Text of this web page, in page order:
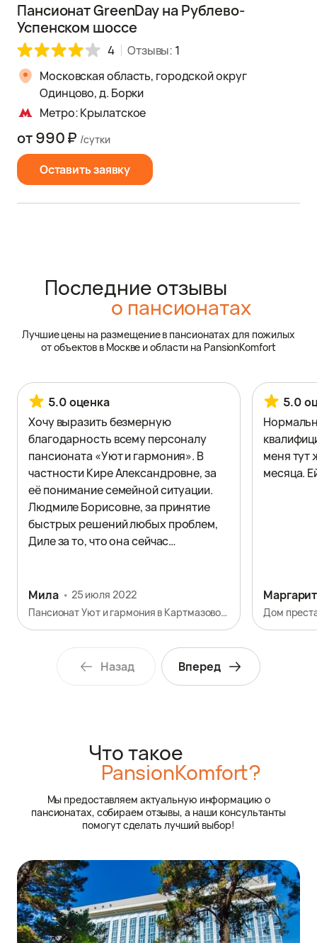
Пансионат GreenDay на Рублево-
Успенском шоссе
4 Отзывы: 1
Московская область, городской округ
Одинцово, д. Борки
Метро: Крылатское
Оставить заявку
от 990 ₽ /сутки
Последние отзывы
о пансионатах
Лучшие цены на размещение в пансионатах для пожилых
от объектов в Москве и области на PansionKomfort
5.0 оценка
Хочу выразить безмерную
благодарность всему персоналу
пансионата «Уют и гармония». В
частности Кире Александровне, за
её понимание семейной ситуации.
Людмиле Борисовне, за принятие
быстрых решений любых проблем,
Диле за то, что она сейчас
тяжелый, но такой нужный в моей
ситуации труд!
Мила
25 июля 2022
Пансионат Уют и гармония в Картмазово-1
5.0
меня тут
месяца.
Дом
Назад Вперед
Что такое
PansionKomfort?
Мы предоставляем актуальную информацию о
пансионатах, собираем отзывы, а наши консультанты
помогут сделать лучший выбор!